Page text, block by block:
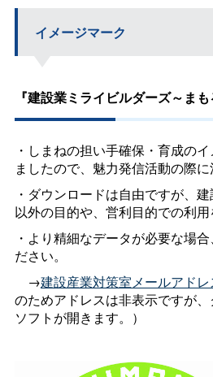
イメージマーク
『建設業ミライビルダーズ～ま
・しまねの担い手確保・育成の
ましたので、魅力発信活動の際に
・ダウンロードは自由ですが、
以外の目的や、営利目的での利用
・より精細なデータが必要な場
ださい。
→建設産業対策室メールアド
のためアドレスは非表示ですが
ソフトが開きます。）